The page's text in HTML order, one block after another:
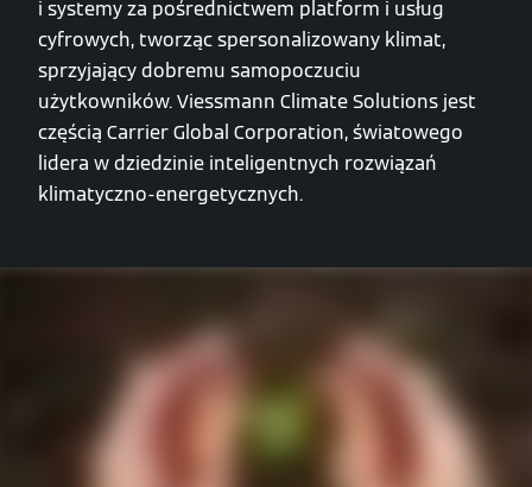
i systemy za pośrednictwem platform i usług
cyfrowych, tworząc spersonalizowany klimat,
sprzyjający dobremu samopoczuciu
użytkowników. Viessmann Climate Solutions jest
częścią Carrier Global Corporation, światowego
lidera w dziedzinie inteligentnych rozwiązań
klimatyczno-energetycznych.